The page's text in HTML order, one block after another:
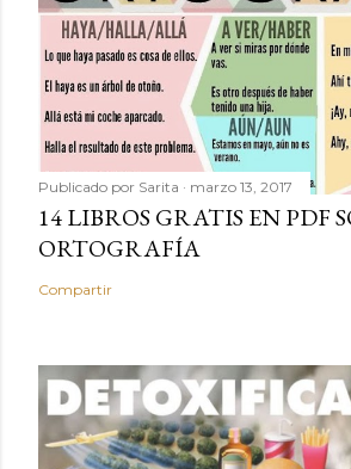
Publicado por Sarita marzo 13, 2017
14 LIBROS GRATIS EN PDF
ORTOGRAFÍA
Compartir